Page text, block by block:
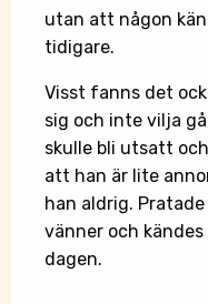
utan att någon
tidigare.
Visst fanns det
sig och inte vilja
skulle bli utsatt
att han är lite
han aldrig.
vänner och
dagen.